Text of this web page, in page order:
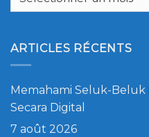
ARTICLES RÉCENTS
Memahami Seluk-Beluk
Secara Digital
7 août 2026